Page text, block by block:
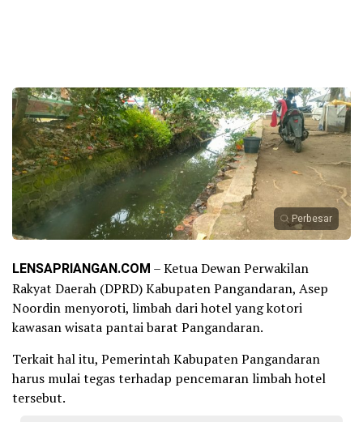
Perbesar
LENSAPRIANGAN.COM – Ketua Dewan Perwakilan
Rakyat Daerah (DPRD) Kabupaten Pangandaran, Asep
Noordin menyoroti, limbah dari hotel yang kotori
kawasan wisata pantai barat Pangandaran.
Terkait hal itu, Pemerintah Kabupaten Pangandaran
harus mulai tegas terhadap pencemaran limbah hotel
tersebut.